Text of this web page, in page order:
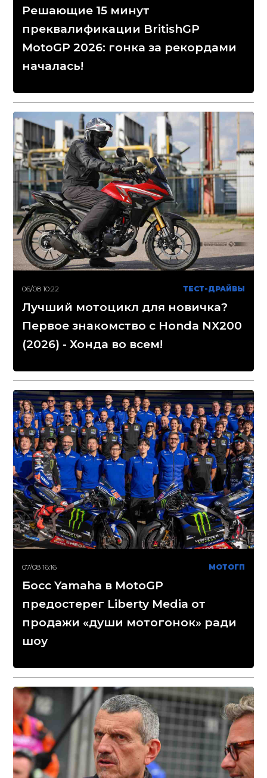
Решающие 15 минут
преквалификации BritishGP
MotoGP 2026: гонка за рекордами
началась!
06/08 10:22 ТЕСТ-ДРАЙВЫ
Лучший мотоцикл для новичка?
Первое знакомство с Honda NX200
(2026) - Хонда во всем!
07/08 16:16 МОТОГП
Босс Yamaha в MotoGP
предостерег Liberty Media от
продажи «души мотогонок» ради
шоу